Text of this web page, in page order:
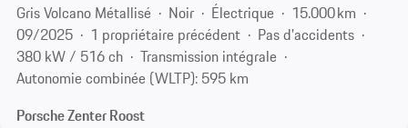
Gris Volcano Métallisé
Noir Électrique
15.000 km
09/2025
1 propriétaire précédent
Pas d'accidents
380 kW / 516 ch
Transmission intégrale
Autonomie combinée (WLTP): 595 km
Porsche Zenter Roost